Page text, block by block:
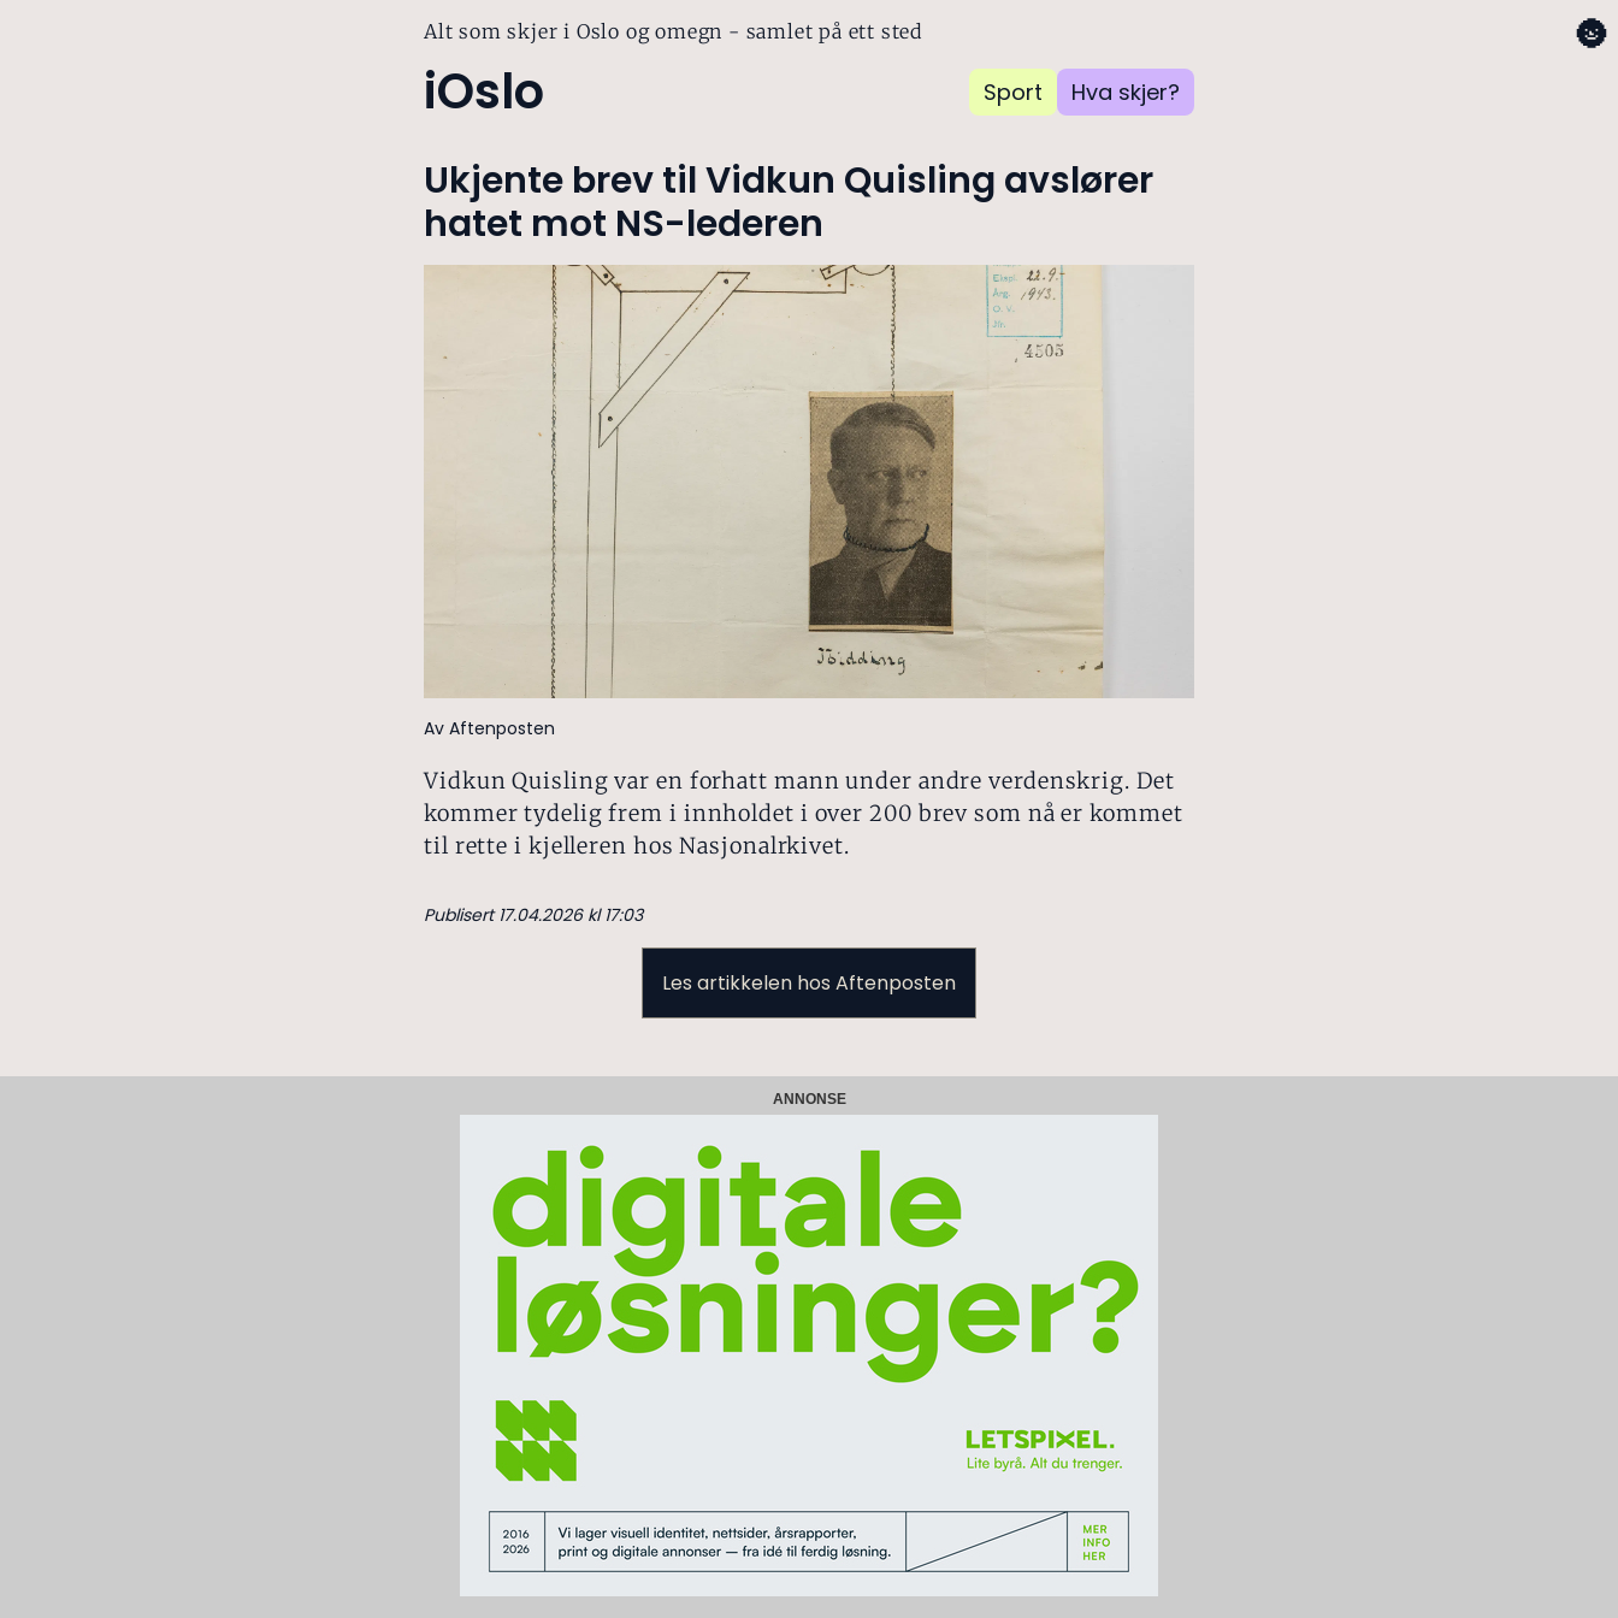
Alt som skjer i Oslo og omegn - samlet på ett sted
iOslo Sport Hva skjer?
🌚
Ukjente brev til Vidkun Quisling avslører
hatet mot NS-lederen
Av Aftenposten
Vidkun Quisling var en forhatt mann under andre verdenskrig. Det
kommer tydelig frem i innholdet i over 200 brev som nå er kommet
til rette i kjelleren hos Nasjonalrkivet.
Publisert 17.04.2026 kl 17:03
Les artikkelen hos Aftenposten
ANNONSE